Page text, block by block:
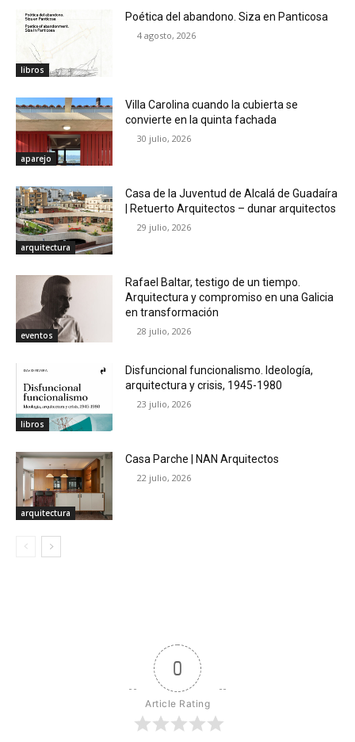
libros
Poética del abandono. Siza en Panticosa
4 agosto, 2026
aparejo
Villa Carolina cuando la cubierta se
convierte en la quinta fachada
30 julio, 2026
arquitectura
Casa de la Juventud de Alcalá de Guadaíra
| Retuerto Arquitectos – dunar arquitectos
29 julio, 2026
eventos
Rafael Baltar, testigo de un tiempo.
Arquitectura y compromiso en una Galicia
en transformación
28 julio, 2026
libros
Disfuncional funcionalismo. Ideología,
arquitectura y crisis, 1945-1980
23 julio, 2026
arquitectura
Casa Parche | NAN Arquitectos
22 julio, 2026
0
Article Rating